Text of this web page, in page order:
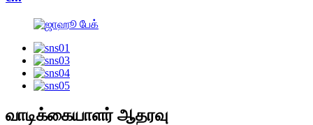
வாடிக்கையாளர் ஆதரவு